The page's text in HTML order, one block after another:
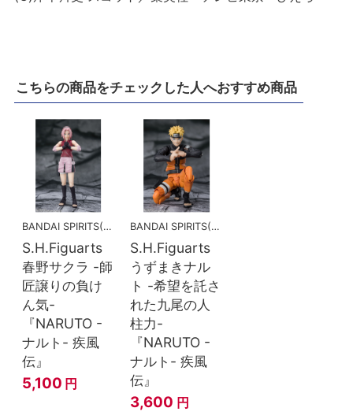
こちらの商品をチェックした人へおすすめ商品
BANDAI SPIRITS(バンダイスピリッツ)
S.H.Figuarts
春野サクラ -師
匠譲りの負け
ん気-
『NARUTO -
ナルト- 疾風
伝』
5,100 円
BANDAI SPIRITS(バンダイスピリッツ)
S.H.Figuarts
うずまきナル
ト -希望を託さ
れた九尾の人
柱力-
『NARUTO -
ナルト- 疾風
伝』
3,600 円